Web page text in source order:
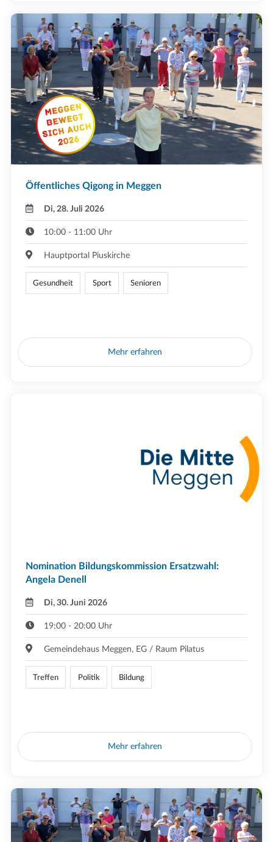
Öffentliches Qigong in Meggen
Di, 28. Juli 2026
10:00 - 11:00 Uhr
Hauptportal Piuskirche
Gesundheit Sport Senioren
Mehr erfahren
Nomination Bildungskommission Ersatzwahl:
Angela Denell
Di, 30. Juni 2026
19:00 - 20:00 Uhr
Gemeindehaus Meggen, EG / Raum Pilatus
Treffen Politik Bildung
Mehr erfahren